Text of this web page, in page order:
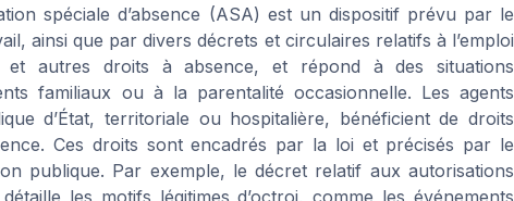
spéciale d’absence (ASA) est un dispositif prévu par le
ainsi que par divers décrets et circulaires relatifs à l’emploi
et autres droits à absence, et répond à des situations
familiaux ou à la parentalité occasionnelle. Les agents
d’État, territoriale ou hospitalière, bénéficient de droits
Ces droits sont encadrés par la loi et précisés par le
publique. Par exemple, le décret relatif aux autorisations
les motifs légitimes d’octroi, comme les événements